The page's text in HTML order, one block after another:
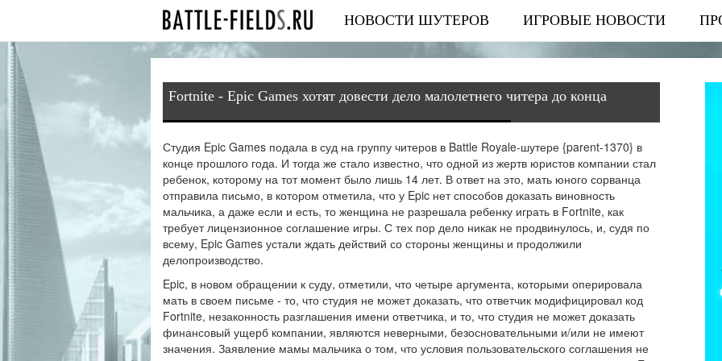
НОВОСТИ ШУТЕРОВ ИГРОВЫЕ НОВОСТИ
Fortnite - Epic Games хотят довести дело малолетнего читера до конца
Студия Epic Games подала в суд на группу читеров в Battle Royale-шутере {parent-1370} в
конце прошлого года. И тогда же стало известно, что одной из жертв юристов компании стал
ребенок, которому на тот момент было лишь 14 лет. В ответ на это, мать юного сорванца
отправила письмо, в котором отметила, что у Epic нет способов доказать виновность
мальчика, а даже если и есть, то женщина не разрешала ребенку играть в Fortnite, как
требует лицензионное соглашение игры. С тех пор дело никак не продвинулось, и, судя по
всему, Epic Games устали ждать действий со стороны женщины и продолжили
делопроизводство.
Epic, в новом обращении к суду, отметили, что четыре аргумента, которыми оперировала
мать в своем письме - то, что студия не может доказать, что ответчик модифицировал код
Fortnite, незаконность разглашения имени ответчика, и то, что студия не может доказать
финансовый ущерб компании, являются неверными, безосновательными и/или не имеют
значения. Заявление мамы мальчика о том, что условия пользовательского соглашения не